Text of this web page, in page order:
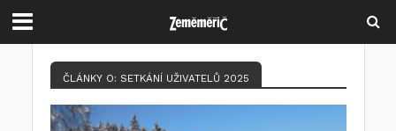
ČLÁNKY O: SETKÁNÍ UŽIVATELŮ 2025